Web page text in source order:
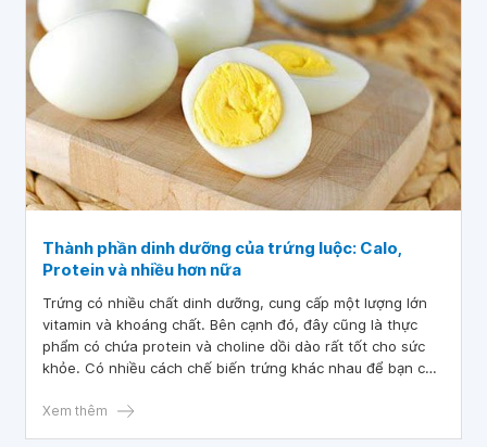
Thành phần dinh dưỡng của trứng luộc: Calo,
Protein và nhiều hơn nữa
Trứng có nhiều chất dinh dưỡng, cung cấp một lượng lớn
vitamin và khoáng chất. Bên cạnh đó, đây cũng là thực
phẩm có chứa protein và choline dồi dào rất tốt cho sức
khỏe. Có nhiều cách chế biến trứng khác nhau để bạn có
cấp những thông tin hữu ích về các thành phần dinh
Xem thêm